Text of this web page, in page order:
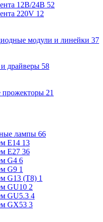
12В/24В 52
220V 12
модули и линейки 37
драйверы 58
прожекторы 21
лампы 66
E14 13
E27 36
G4 6
G9 1
G13 (Т8) 1
GU10 2
GU5.3 4
GX53 3